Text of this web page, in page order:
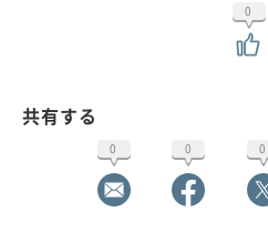
0
共有する
0 0 0